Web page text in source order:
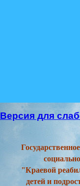
Версия для
"Краевой
детей и